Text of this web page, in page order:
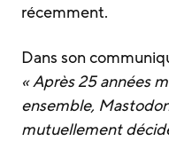
récemment.
Dans son
« Après 25 années
ensemble,
mutuellement